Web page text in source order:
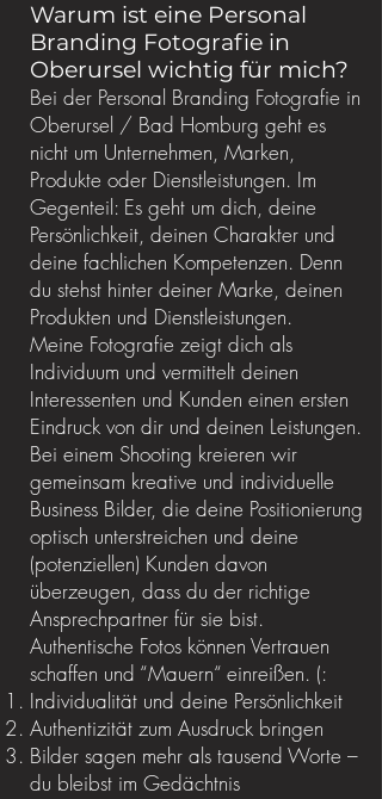
Warum ist eine Personal
Branding Fotografie in
Oberursel wichtig für mich?
Bei der Personal Branding Fotografie in
Oberursel / Bad Homburg geht es
nicht um Unternehmen, Marken,
Produkte oder Dienstleistungen. Im
Gegenteil: Es geht um dich, deine
Persönlichkeit, deinen Charakter und
deine fachlichen Kompetenzen. Denn
du stehst hinter deiner Marke, deinen
Produkten und Dienstleistungen.
Meine Fotografie zeigt dich als
Individuum und vermittelt deinen
Interessenten und Kunden einen ersten
Eindruck von dir und deinen Leistungen.
Bei einem Shooting kreieren wir
gemeinsam kreative und individuelle
Business Bilder, die deine Positionierung
optisch unterstreichen und deine
(potenziellen) Kunden davon
überzeugen, dass du der richtige
Ansprechpartner für sie bist.
Authentische Fotos können Vertrauen
schaffen und “Mauern“ einreißen. (:
Individualität und deine Persönlichkeit
Authentizität zum Ausdruck bringen
Bilder sagen mehr als tausend Worte –
du bleibst im Gedächtnis